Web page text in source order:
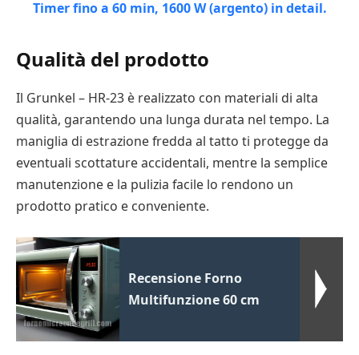
Qualità del prodotto
Il Grunkel – HR-23 è realizzato con materiali di alta
qualità, garantendo una lunga durata nel tempo. La
maniglia di estrazione fredda al tatto ti protegge da
eventuali scottature accidentali, mentre la semplice
manutenzione e la pulizia facile lo rendono un
prodotto pratico e conveniente.
Recensione Forno
Multifunzione 60 cm